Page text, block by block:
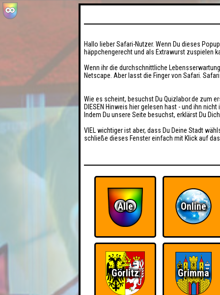
Hallo lieber Safari-Nutzer. Wenn Du dieses
häppchengerecht und als Extrawurst zuspielen
Wenn ihr die durchschnittliche
Netscape. Aber lasst die Finger von Safari.
Wie es scheint, besuchst Du Quizlabor.de zum
DIESEN Hinweis hier gelesen hast - und ihn
Indem Du unsere Seite besuchst, erklärst Du
VIEL wichtiger ist aber, dass Du Deine Stadt
schließe dieses Fenster einfach mit Klick auf
Alle Online
Görlitz Grimma